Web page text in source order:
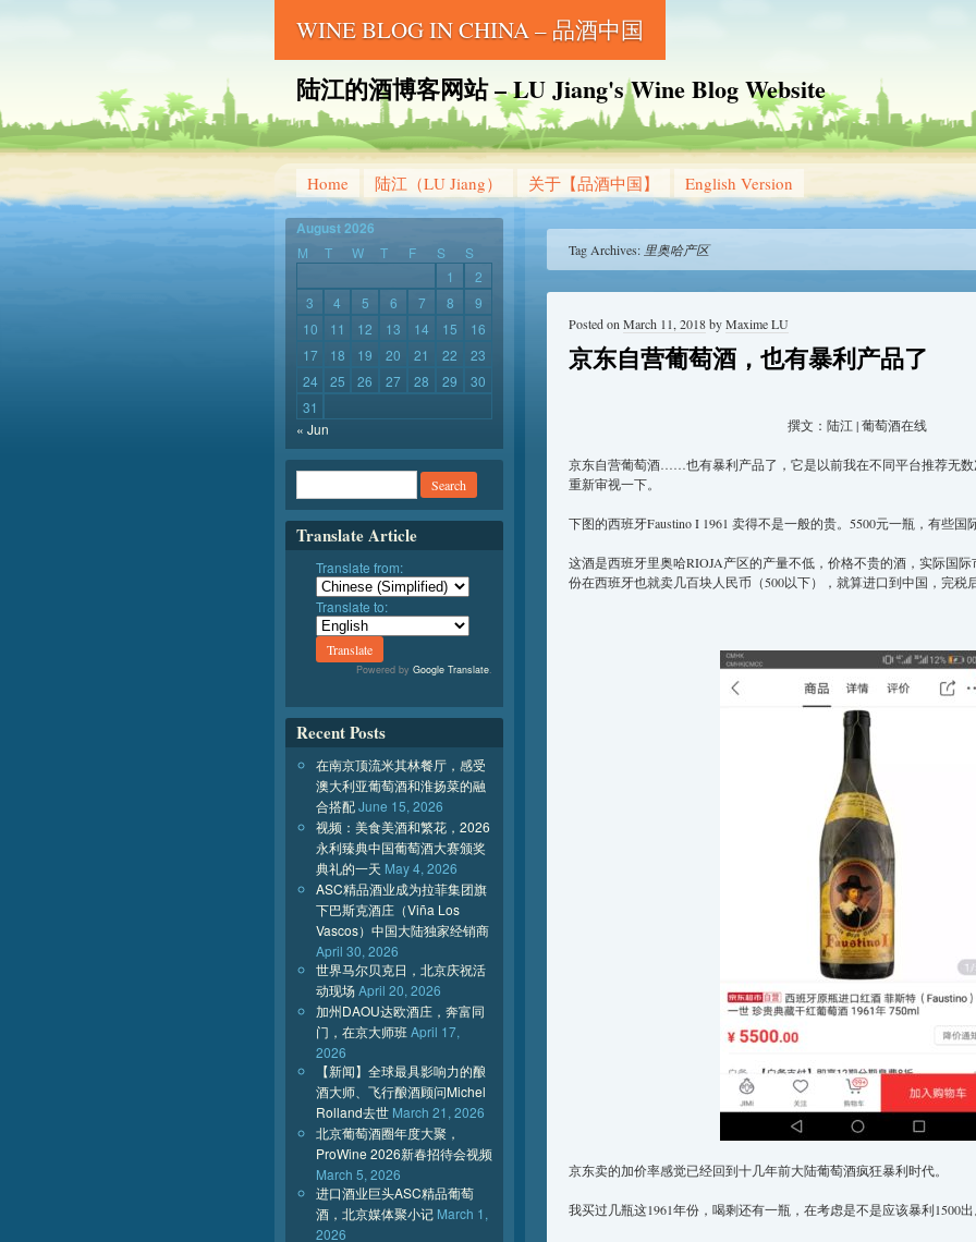
WINE BLOG IN CHINA – 品酒中国
陆江的酒博客网站 – LU Jiang's Wine Blog Website
Home 陆江（LU Jiang） 关于【品酒中国】 English Version
Tag Archives: 里奥哈产区
京东自营葡萄酒，也有暴利产品了
Posted on March 11, 2018byMaxime LU
撰文：陆江 | 葡萄酒在线
京东自营葡萄酒……也有暴利产品了，它是以前我在不同平台推荐无
重新审视一下。
下图的西班牙Faustino I 1961 卖得不是一般的贵。5500元一瓶，有些
这酒是西班牙里奥哈RIOJA产区的产量不低，价格不贵的酒，实际国
份在西班牙也就卖几百块人民币（500以下），就算进口到中国，完税
京东卖的加价率感觉已经回到十几年前大陆葡萄酒疯狂暴利时代。
我买过几瓶这1961年份，喝剩还有一瓶，在考虑是不是应该暴利1500
August 2026
M T W T F S
S
1
2
3
4 5 6 7 8
9
10
11 12 13 14 15
16
17
18 19 20 21 22
23
24
25 26 27 28 29
30
31
« Jun
Translate Article
Translate from:
Translate to:
Powered by Google Translate.
Recent Posts
在南京顶流米其林餐厅，感受
澳大利亚葡萄酒和淮扬菜的融
合搭配June 15, 2026
视频：美食美酒和繁花，2026
永利臻典中国葡萄酒大赛颁奖
典礼的一天 May 4, 2026
ASC精品酒业成为拉菲集团旗
下巴斯克酒庄（Viña Los
Vascos）中国大陆独家经销商
April 30, 2026
世界马尔贝克日，北京庆祝活
动现场April 20, 2026
加州DAOU达欧酒庄，奔富同
门，在京大师班 April 17,
2026
【新闻】全球最具影响力的酿
酒大师、飞行酿酒顾问Michel
Rolland去世 March 21, 2026
北京葡萄酒圈年度大聚，
ProWine 2026新春招待会视频
March 5, 2026
进口酒业巨头ASC精品葡萄
酒，北京媒体聚小记 March 1,
2026